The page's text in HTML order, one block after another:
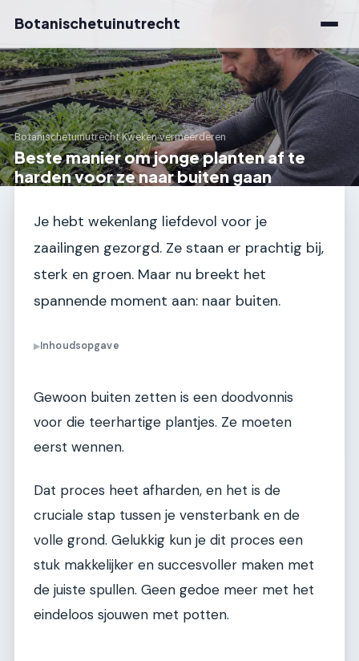
Botanischetuinutrecht
Botanischetuinutrecht›Kweken vermeerderen
Beste manier om jonge planten af te
harden voor ze naar buiten gaan
Je hebt wekenlang liefdevol voor je
zaailingen gezorgd. Ze staan er prachtig bij,
sterk en groen. Maar nu breekt het
spannende moment aan: naar buiten.
▶Inhoudsopgave
Gewoon buiten zetten is een doodvonnis
voor die teerhartige plantjes. Ze moeten
eerst wennen.
Dat proces heet afharden, en het is de
cruciale stap tussen je vensterbank en de
volle grond. Gelukkig kun je dit proces een
stuk makkelijker en succesvoller maken met
de juiste spullen. Geen gedoe meer met het
eindeloos sjouwen met potten.